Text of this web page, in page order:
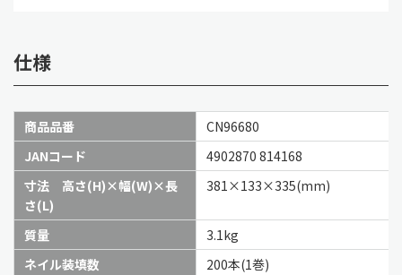
仕様
商品品番
CN96680
JANコード
4902870 814168
寸法 高さ(H)×幅(W)×長
さ(L)
381×133×335(mm)
質量
3.1kg
ネイル装填数
200本(1巻)